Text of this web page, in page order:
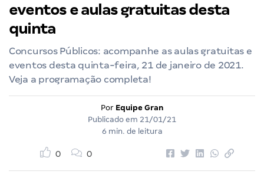
eventos e aulas gratuitas desta
quinta
Concursos Públicos: acompanhe as aulas gratuitas e
eventos desta quinta-feira, 21 de janeiro de 2021.
Veja a programação completa!
Por Equipe Gran
Publicado em 21/01/21
6 min. de leitura
0 0